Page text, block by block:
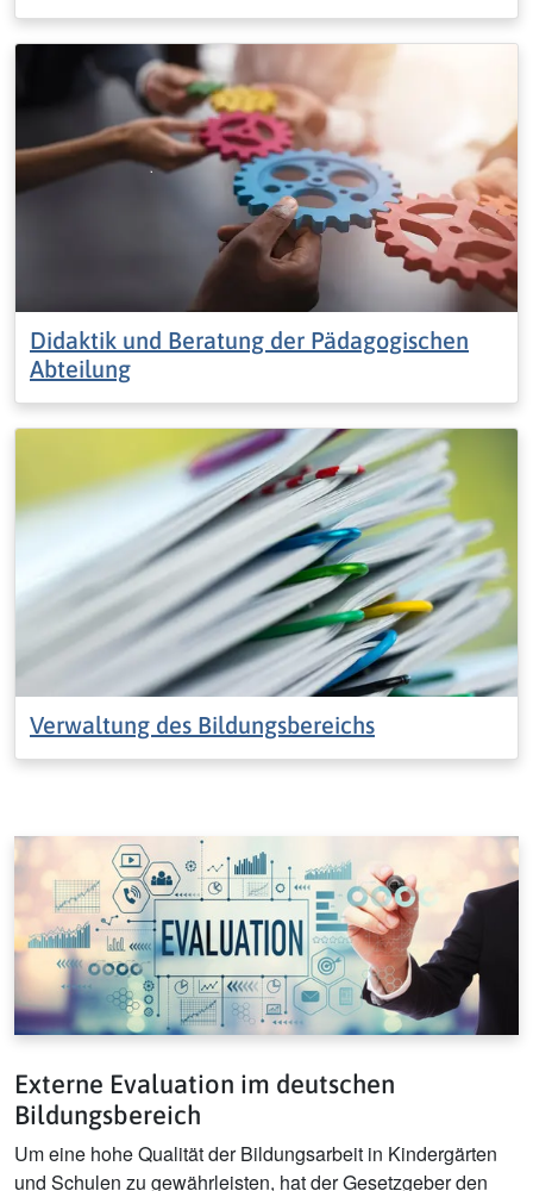
Didaktik und Beratung der Pädagogischen
Abteilung
Verwaltung des Bildungsbereichs
Externe Evaluation im deutschen
Bildungsbereich
Um eine hohe Qualität der Bildungsarbeit in Kindergärten
und Schulen zu gewährleisten, hat der Gesetzgeber den